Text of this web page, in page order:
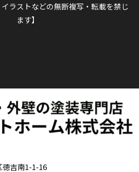
イラストなどの無断複写・転載を禁じ
ます】
吉南1-1-16